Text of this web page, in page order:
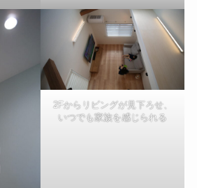
2Fからリビングが見下ろせ、
いつでも家族を感じられる